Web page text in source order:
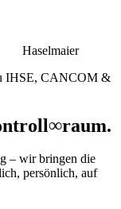
Haselmaier
IHSE, CANCOM &
∞raum.
– wir bringen die
persönlich, auf